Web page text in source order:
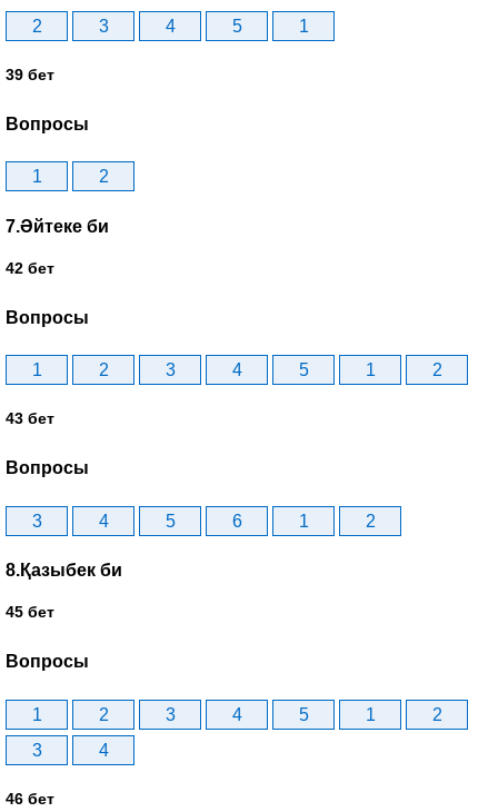
2 3 4 5 1
39 бет
Вопросы
1 2
7.Әйтеке би
42 бет
Вопросы
1 2 3 4 5 1 2
43 бет
Вопросы
3 4 5 6 1 2
8.Қазыбек би
45 бет
Вопросы
1 2 3 4 5 1
2
3
4
46 бет